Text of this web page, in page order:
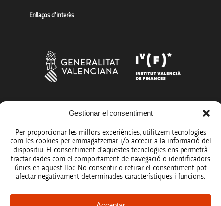
Gestionar el consentiment
Per proporcionar les millors experiències, utilitzem tecnologies
com les cookies per emmagatzemar i/o accedir a la informació del
dispositiu. El consentiment d'aquestes tecnologies ens permetrà
tractar dades com el comportament de navegació o identificadors
únics en aquest lloc. No consentir o retirar el consentiment pot
afectar negativament determinades característiques i funcions.
Enllaços d’interès
Més organismes de suport a la innovació
Avís legal